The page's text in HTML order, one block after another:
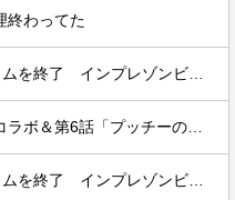
終わってた